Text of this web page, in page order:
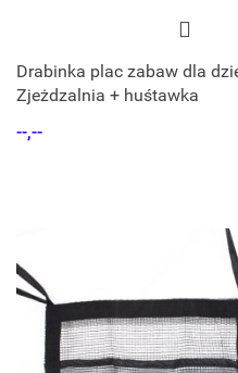
Drabinka plac zabaw dla
Zjeżdzalnia + huśtawka
--,--